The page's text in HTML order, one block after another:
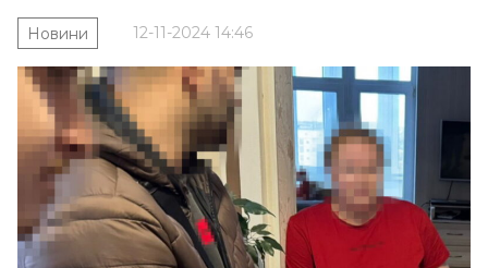
12-11-2024 14:46
Новини